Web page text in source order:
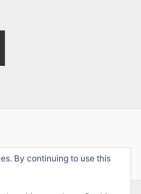
By continuing to use this